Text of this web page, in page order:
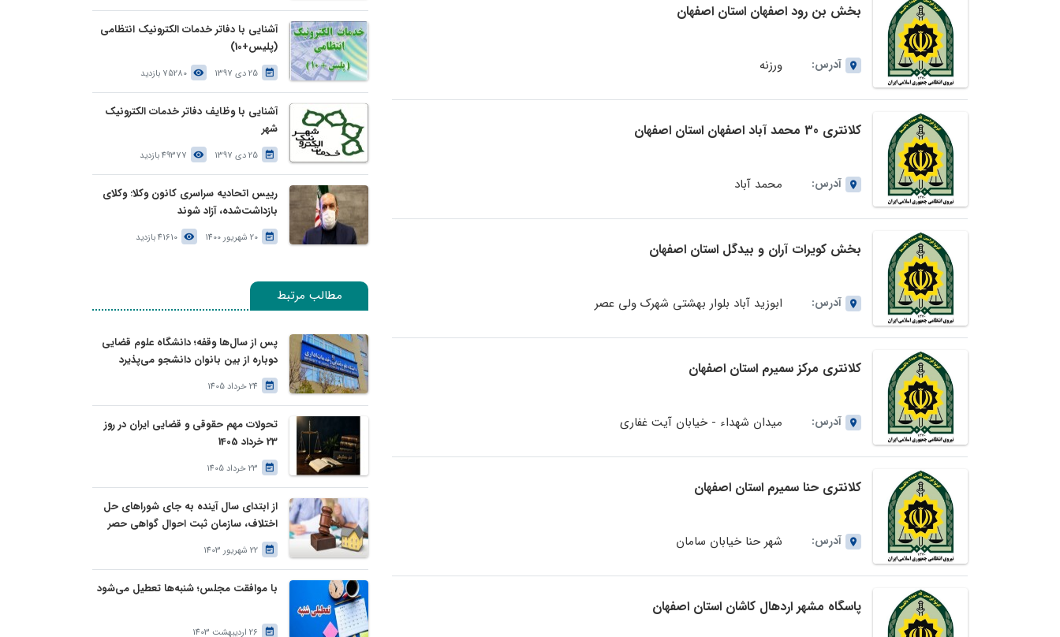
بخش بن رود اصفهان استان اصفهان
آدرس: ورزنه
کلانتری 30 محمد آباد اصفهان استان اصفهان
آدرس: محمد آباد
بخش کویرات آران و بیدگل استان اصفهان
آدرس: ابوزید آباد بلوار بهشتی شهرک ولی عصر
کلانتری مرکز سمیرم استان اصفهان
آدرس: میدان شهداء - خیابان آیت غفاری
کلانتری حنا سمیرم استان اصفهان
آدرس: شهر حنا خیابان سامان
پاسگاه مشهر اردهال کاشان استان اصفهان
آشنایی با دفاتر خدمات الکترونیک انتظامی
(پلیس+10)
25 دی 1397 75280 بازدید
آشنایی با وظایف دفاتر خدمات الکترونیک
شهر
25 دی 1397 49377 بازدید
رییس اتحادیه سراسری کانون وکلا: وکلای
بازداشت‌شده، آزاد شوند
20 شهریور 1400 41610 بازدید
مطالب مرتبط
پس از سال‌ها وقفه؛ دانشگاه علوم قضایی
دوباره از بین بانوان دانشجو می‌پذیرد
24 خرداد 1405
تحولات مهم حقوقی و قضایی ایران در روز
23 خرداد 1405
23 خرداد 1405
از ابتدای سال آینده به جای شوراهای حل
اختلاف، سازمان ثبت احوال گواهی حصر
وراثت بدون نیاز به درخواست وراث صادر
خواهد کرد
22 شهریور 1403
با موافقت مجلس؛ شنبه‌ها تعطیل می‌شود
26 اردیبهشت 1403